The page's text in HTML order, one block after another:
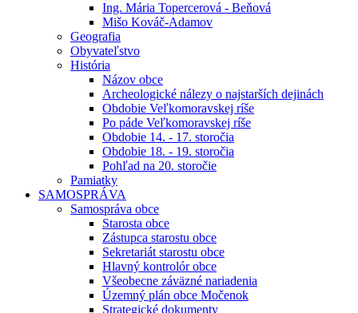
Ing. Mária Topercerová - Beňová
Mišo Kováč-Adamov
Geografia
Obyvateľstvo
História
Názov obce
Archeologické nálezy o najstarších dejinách
Obdobie Veľkomoravskej ríše
Po páde Veľkomoravskej ríše
Obdobie 14. - 17. storočia
Obdobie 18. - 19. storočia
Pohľad na 20. storočie
Pamiatky
SAMOSPRÁVA
Samospráva obce
Starosta obce
Zástupca starostu obce
Sekretariát starostu obce
Hlavný kontrolór obce
Všeobecne záväzné nariadenia
Územný plán obce Močenok
Strategické dokumenty